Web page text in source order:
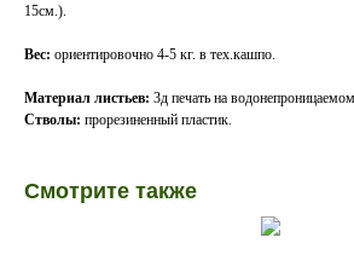
15см.).
Вес: ориентировочно 4-5 кг. в тех.кашпо.
Материал листьев: 3д печать на
Стволы: прорезиненный пластик.
Смотрите также